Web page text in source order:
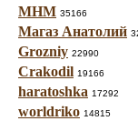
МНМ 35166
Магаз Анатолий
Grozniy 22990
Crakodil 19166
haratoshka 17292
worldriko 14815